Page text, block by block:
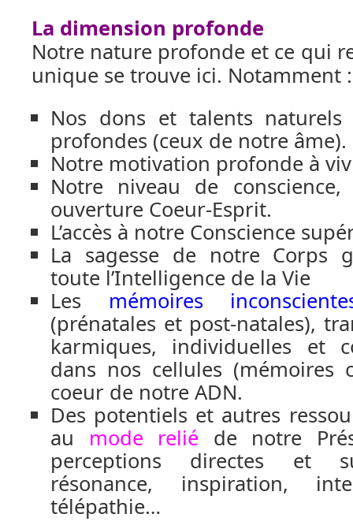
La dimension profonde
Notre nature profonde et ce qui
unique se trouve ici. Notamment :
Nos dons et talents
profondes (ceux de notre âme).
Notre motivation profonde à
Notre niveau de
ouverture Coeur-Esprit.
L’accès à notre Conscience
La sagesse de notre Corps
toute l’Intelligence de la Vie
Les mémoires
(prénatales et post-natales),
karmiques, individuelles et
dans nos cellules (mémoires
coeur de notre ADN.
Des potentiels et autres
au mode relié de notre
perceptions directes et
résonance, inspiration,
télépathie…